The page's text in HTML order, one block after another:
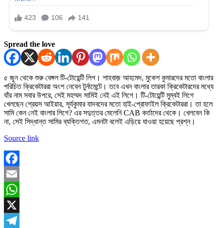
Spread the love
৫ জুন থেকে শুরু বেঙ্গল টি-টোয়েন্টি লিগ। শাহবাজ় আহমেদ, মুকেশ কুমারদের মতো বাংলার
পরিচিত ক্রিকেটাররা অংশ নেবেন টুর্নামেন্টে। তবে এখন বাংলার তারকা ক্রিকেটারদের মধ্যে
যাঁর নাম সবার উপরে, সেই মহম্মদ সামিই নেই এই লিগে। টি-টোয়েন্টি মুম্বই লিগে
খেলছেন শ্রেয়স আইয়ার, সূর্যকুমার যাদবদের মতো হাই-প্রোফাইল ক্রিকেটাররা। তা হলে
সামি কেন নেই বাংলার লিগে? এর সদুত্তর মেলেনি CAB কর্তাদের থেকে। খেলবেন কি
না, সেই সিদ্ধান্ত সামির ব্যক্তিগত, এমনটা বলেই এড়িয়ে যাওয়া হয়েছে প্রশ্ন।
Source link
Facebook
Email
WhatsApp
X